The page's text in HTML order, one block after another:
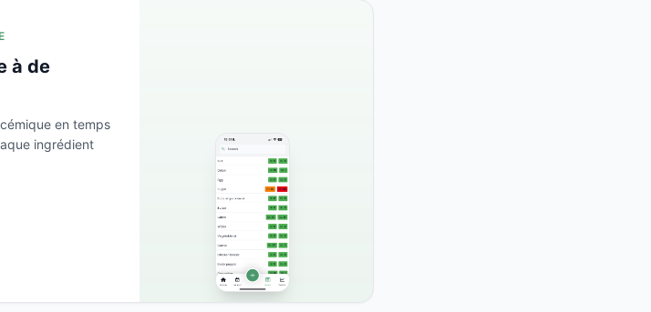
à de
en temps
ingrédient